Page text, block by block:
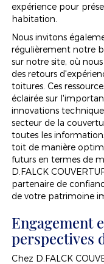
expérience pour
habitation.
Nous invitons
régulièrement notre
sur notre site, où
des retours
toitures. Ces
éclairée sur
innovations
secteur de la
toutes les
toit de manière
futurs en termes de
D.FALCK
partenaire de
de votre patrimoine
Engagement
perspectives
Chez D.FALCK